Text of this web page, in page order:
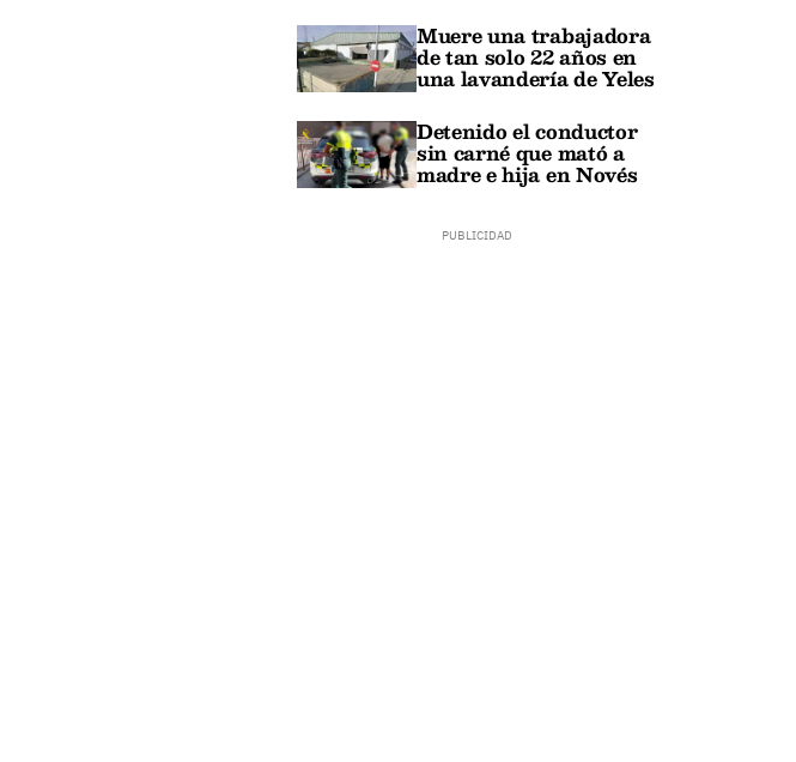
Muere una trabajadora
de tan solo 22 años en
una lavandería de Yeles
Detenido el conductor
sin carné que mató a
madre e hija en Novés